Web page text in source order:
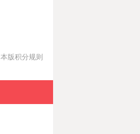
本版积分规则